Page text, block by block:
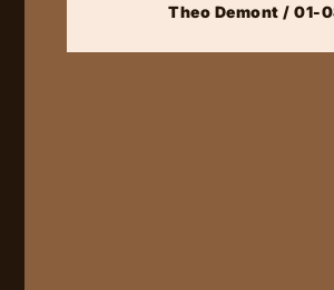
Theo Demont / 01-